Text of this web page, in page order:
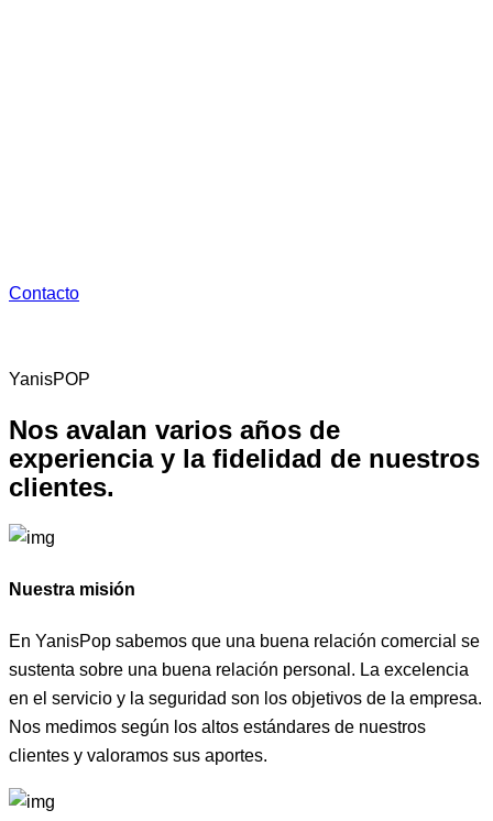
Contacto
YanisPOP
Nos avalan varios años de
experiencia y la fidelidad de nuestros
clientes.
Nuestra misión
En YanisPop sabemos que una buena relación comercial se
sustenta sobre una buena relación personal. La excelencia
en el servicio y la seguridad son los objetivos de la empresa.
Nos medimos según los altos estándares de nuestros
clientes y valoramos sus aportes.